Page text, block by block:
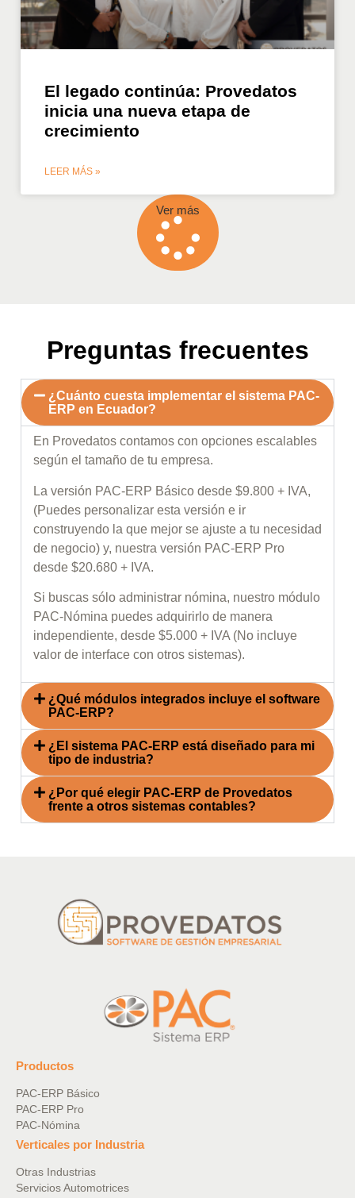
El legado continúa: Provedatos
inicia una nueva etapa de
crecimiento
LEER MÁS »
Ver más
Preguntas frecuentes
¿Cuánto cuesta implementar el sistema PAC-
ERP en Ecuador?
En Provedatos contamos con opciones escalables
según el tamaño de tu empresa.
La versión PAC-ERP Básico desde $9.800 + IVA,
(Puedes personalizar esta versión e ir
construyendo la que mejor se ajuste a tu necesidad
de negocio) y, nuestra versión PAC-ERP Pro
desde $20.680 + IVA.
Si buscas sólo administrar nómina, nuestro módulo
PAC-Nómina puedes adquirirlo de manera
independiente, desde $5.000 + IVA (No incluye
valor de interface con otros sistemas).
¿Qué módulos integrados incluye el software
PAC-ERP?
¿El sistema PAC-ERP está diseñado para mi
tipo de industria?
¿Por qué elegir PAC-ERP de Provedatos
frente a otros sistemas contables?
Productos
PAC-ERP Básico
PAC-ERP Pro
PAC-Nómina
Verticales por Industria
Otras Industrias
Servicios Automotrices